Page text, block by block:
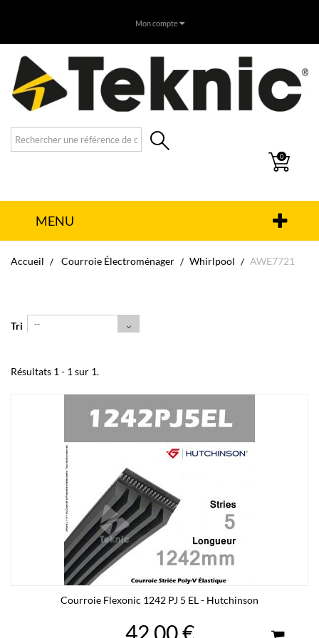
Mon compte
0
MENU
Accueil Courroie Électroménager Whirlpool AWE7721
Tri --
Résultats 1 - 1 sur 1.
Courroie Flexonic 1242 PJ 5 EL - Hutchinson
42,00 €